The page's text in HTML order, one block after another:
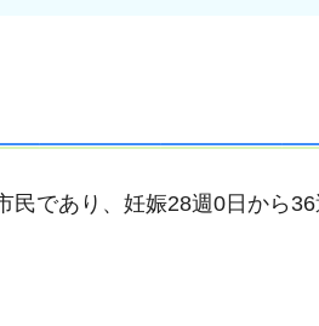
民であり、妊娠28週0日から